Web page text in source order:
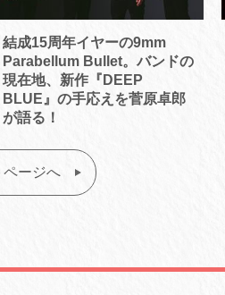
結成15周年イヤーの9mm
Parabellum Bullet。バンドの
現在地、新作『DEEP
BLUE』の手応えを菅原卓郎
が語る！
ページへ